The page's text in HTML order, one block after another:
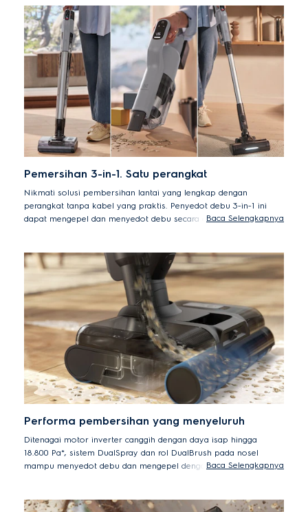
Pemersihan 3-in-1. Satu perangkat
Nikmati solusi pembersihan lantai yang lengkap dengan
perangkat tanpa kabel yang praktis. Penyedot debu 3-in-1 ini
dapat mengepel dan menyedot debu secara efektif di seluruh
dapat dilepas sehingga lebih mudah melakukan pembersihan
ringan, seperti membersihkan tirai, meja, dan celah sofa.
Baca Selengkapnya
Performa pembersihan yang menyeluruh
Ditenagai motor inverter canggih dengan daya isap hingga
18.800 Pa*, sistem DualSpray dan rol DualBrush pada nosel
mampu menyedot debu dan mengepel dengan efisien.** Nikmati
menit.***
Baca Selengkapnya